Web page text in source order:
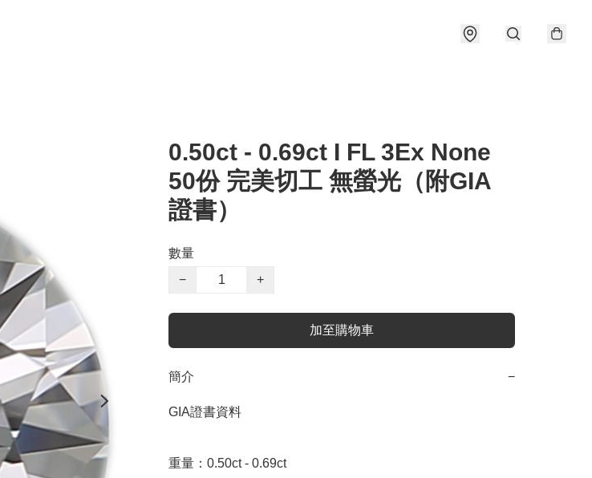
0.50ct - 0.69ct I FL 3Ex None
50份 完美切工 無螢光（附GIA
證書）
數量
−
+
加至購物車
簡介 −
GIA證書資料
重量：0.50ct - 0.69ct